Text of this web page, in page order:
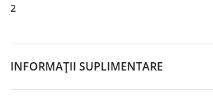
2
INFORMAȚII SUPLIMENTARE